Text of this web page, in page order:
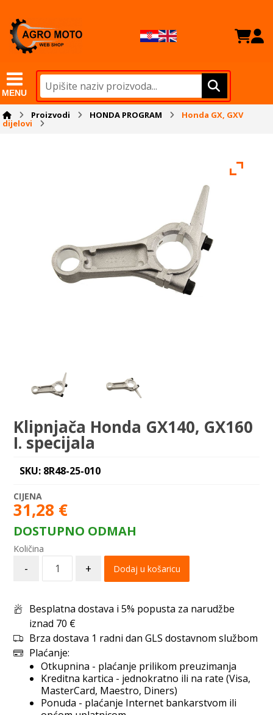
MENU
Proizvodi HONDA PROGRAM Honda GX, GXV
dijelovi
Klipnjača Honda GX140, GX160
I. specijala
SKU: 8R48-25-010
31,28 €
DOSTUPNO ODMAH
- + Dodaj u košaricu
Besplatna dostava i 5% popusta za narudžbe
iznad 70 €
Brza dostava 1 radni dan GLS dostavnom službom
Plaćanje:
Otkupnina - plaćanje prilikom preuzimanja
Kreditna kartica - jednokratno ili na rate (Visa,
MasterCard, Maestro, Diners)
Ponuda - plaćanje Internet bankarstvom ili